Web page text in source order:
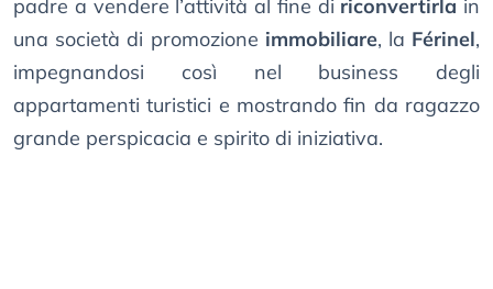
padre a vendere l’attività al fine di riconvertirla in
una società di promozione immobiliare, la Férinel,
impegnandosi così nel business degli
appartamenti turistici e mostrando fin da ragazzo
grande perspicacia e spirito di iniziativa.